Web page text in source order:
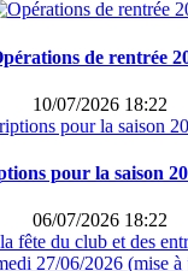
de rentrée
10/07/2026 18:22
pour la saison
06/07/2026 18:22